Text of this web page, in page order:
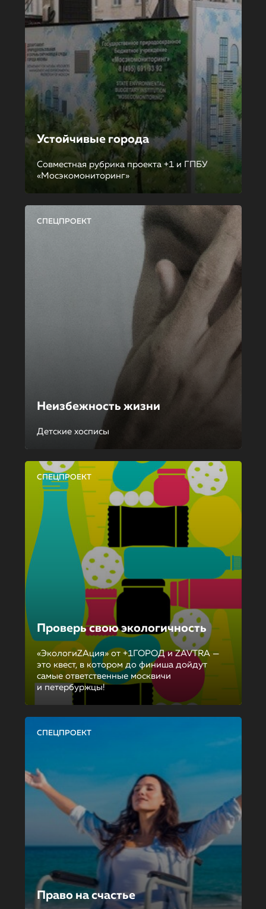
Устойчивые города
Совместная рубрика проекта +1 и ГПБУ
«Мосэкомониторинг»
СПЕЦПРОЕКТ
Неизбежность жизни
Детские хосписы
СПЕЦПРОЕКТ
Проверь свою экологичность
«ЭкологиZAция» от +1ГОРОД и ZAVTRA —
это квест, в котором до финиша дойдут
самые ответственные москвичи
и петербуржцы!
СПЕЦПРОЕКТ
Право на счастье